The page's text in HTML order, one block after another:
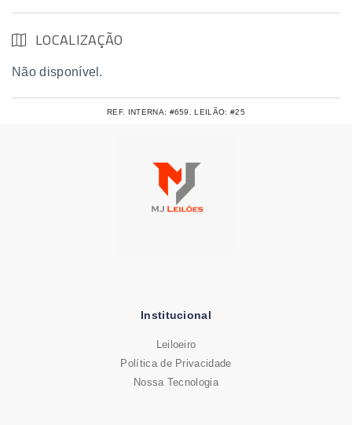
LOCALIZAÇÃO
Não disponível.
REF. INTERNA: #659. LEILÃO: #25
Institucional
Leiloeiro
Política de Privacidade
Nossa Tecnologia